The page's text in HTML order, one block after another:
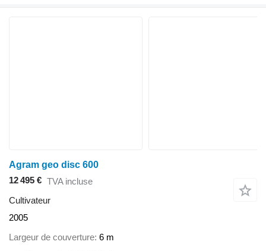
Agram geo disc 600
12 495 € TVA incluse
Cultivateur
2005
Largeur de couverture 6 m